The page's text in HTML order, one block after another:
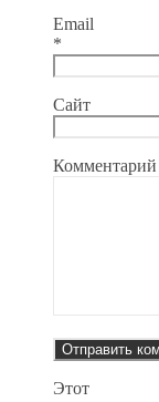
Email
*
Сайт
Комментарий
Этот